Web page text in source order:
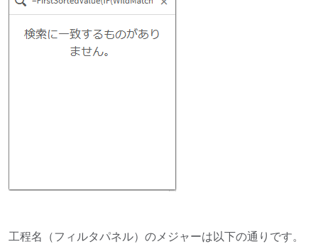
工程名（フィルタパネル）のメジャーは以下の通りです。